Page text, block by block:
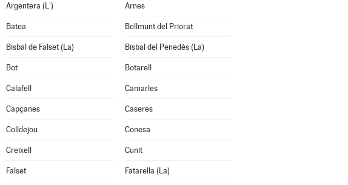
Argentera (L') Arnes
Batea Bellmunt del Priorat
Bisbal de Falset (La) Bisbal del Penedès (La)
Bot Botarell
Calafell Camarles
Capçanes Caseres
Colldejou Conesa
Creixell Cunit
Falset Fatarella (La)